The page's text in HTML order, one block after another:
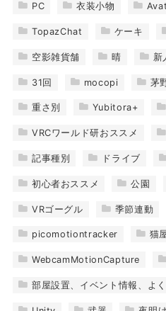
PC 衣装小物
TopazChat ケーキ
空影雑貨舗 晴 新
31回 mocopi 茅
重さ別 Yubitora+
VRCワールド研おススメ
記事種別 ドライブ
初心者おススメ 公園
VRゴーグル 季節連動
picomotiontracker 猫
WebcamMotionCapture
部屋設置、イベント情報、よ